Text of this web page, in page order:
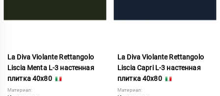
La Diva Violante Rettangolo
Liscia Menta L-3 настенная
плитка 40x80
Материал:
La Diva Violante Rettangolo
Liscia Capri L-3 настенная
плитка 40x80
Материал: